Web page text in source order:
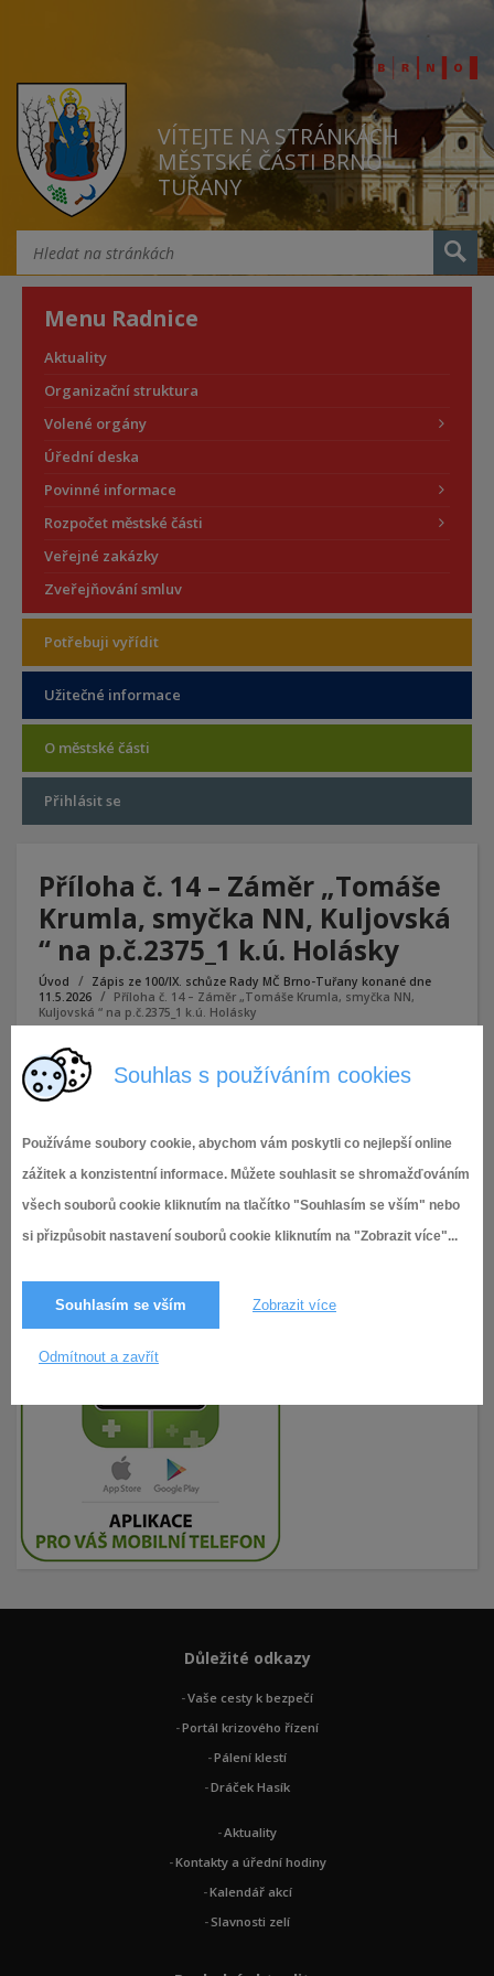
Souhlas s používáním cookies
Používáme soubory cookie, abychom vám poskytli co nejlepší online
zážitek a konzistentní informace. Můžete souhlasit se shromažďováním
všech souborů cookie kliknutím na tlačítko "Souhlasím se vším" nebo
si přizpůsobit nastavení souborů cookie kliknutím na "Zobrazit více"...
Souhlasím se vším Zobrazit více
Odmítnout a zavřít
VÍTEJTE NA STRÁNKÁCH
MĚSTSKÉ ČÁSTI BRNO
TUŘANY
Menu Radnice
Aktuality
Organizační struktura
Volené orgány
Úřední deska
Povinné informace
Rozpočet městské části
Veřejné zakázky
Zveřejňování smluv
Potřebuji vyřídit
Užitečné informace
O městské části
Přihlásit se
Příloha č. 14 – Záměr „Tomáše
Krumla, smyčka NN, Kuljovská
“ na p.č.2375_1 k.ú. Holásky
Úvod
Zápis ze 100/IX. schůze Rady MČ Brno-Tuřany konané dne
11.5.2026
Příloha č. 14 – Záměr „Tomáše Krumla, smyčka NN,
Kuljovská “ na p.č.2375_1 k.ú. Holásky
Příloha č. 14 - Záměr „Tomáše Krumla, smyčka NN,
Kuljovská “ na p.č.2375_1 k.ú. Holásky
Důležité odkazy
Vaše cesty k bezpečí
Portál krizového řízení
Pálení klestí
Dráček Hasík
Aktuality
Kontakty a úřední hodiny
Kalendář akcí
Slavnosti zelí